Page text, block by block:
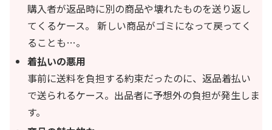
購入者が返品時に別の商品や壊れたものを送り返し
てくるケース。 新しい商品がゴミになって戻ってく
ることも…。
着払いの悪用
事前に送料を負担する約束だったのに、返品着払い
で送られるケース。出品者に予想外の負担が発生しま
す。